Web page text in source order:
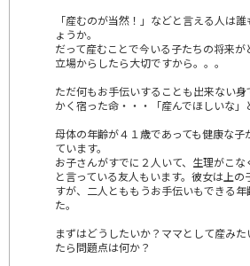
「産むのが当然！」などと言える人は
ょうか。
だって産むことで今いる子たちの将来
立場からしたら大切ですから。。。
ただ何もお手伝いすることも出来ない
かく宿った命・・・「産んでほしいな」
母体の年齢が４１歳であっても健康な子
ています。
お子さんがすでに２人いて、生理がこな
と言っている友人もいます。彼女は上
すが、二人とももうお手伝いもできる
た。
まずはどうしたいか？ママとして産み
たら問題点は何か？